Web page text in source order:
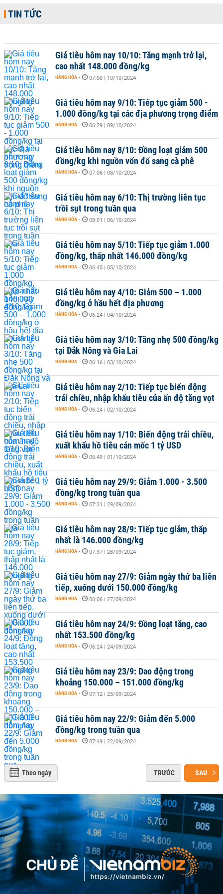
TIN TỨC
Giá tiêu hôm nay 10/10: Tăng mạnh trở lại,
cao nhất 148.000 đồng/kg
HÀNG HÓA - 07:00 | 10/10/2024
Giá tiêu hôm nay 9/10: Tiếp tục giảm 500 -
1.000 đồng/kg tại các địa phương trọng điểm
HÀNG HÓA - 06:29 | 09/10/2024
Giá tiêu hôm nay 8/10: Đồng loạt giảm 500
đồng/kg khi nguồn vốn đổ sang cà phê
HÀNG HÓA - 07:06 | 08/10/2024
Giá tiêu hôm nay 6/10: Thị trường liên tục
trồi sụt trong tuần qua
HÀNG HÓA - 08:01 | 06/10/2024
Giá tiêu hôm nay 5/10: Tiếp tục giảm 1.000
đồng/kg, thấp nhất 146.000 đồng/kg
HÀNG HÓA - 06:45 | 05/10/2024
Giá tiêu hôm nay 4/10: Giảm 500 – 1.000
đồng/kg ở hầu hết địa phương
HÀNG HÓA - 06:24 | 04/10/2024
Giá tiêu hôm nay 3/10: Tăng nhẹ 500 đồng/kg
tại Đắk Nông và Gia Lai
HÀNG HÓA - 06:16 | 03/10/2024
Giá tiêu hôm nay 2/10: Tiếp tục biến động
trái chiều, nhập khẩu tiêu của ấn độ tăng vọt
HÀNG HÓA - 06:24 | 02/10/2024
Giá tiêu hôm nay 1/10: Biến động trái chiều,
xuất khẩu hồ tiêu cán mốc 1 tỷ USD
HÀNG HÓA - 06:49 | 01/10/2024
Giá tiêu hôm nay 29/9: Giảm 1.000 - 3.500
đồng/kg trong tuần qua
HÀNG HÓA - 07:31 | 29/09/2024
Giá tiêu hôm nay 28/9: Tiếp tục giảm, thấp
nhất là 146.000 đồng/kg
HÀNG HÓA - 07:37 | 28/09/2024
Giá tiêu hôm nay 27/9: Giảm ngày thứ ba liên
tiếp, xuống dưới 150.000 đồng/kg
HÀNG HÓA - 06:06 | 27/09/2024
Giá tiêu hôm nay 24/9: Đồng loạt tăng, cao
nhất 153.500 đồng/kg
HÀNG HÓA - 06:24 | 24/09/2024
Giá tiêu hôm nay 23/9: Dao động trong
khoảng 150.000 – 151.000 đồng/kg
HÀNG HÓA - 07:12 | 23/09/2024
Giá tiêu hôm nay 22/9: Giảm đến 5.000
đồng/kg trong tuần qua
HÀNG HÓA - 07:49 | 22/09/2024
Theo ngày TRƯỚC SAU